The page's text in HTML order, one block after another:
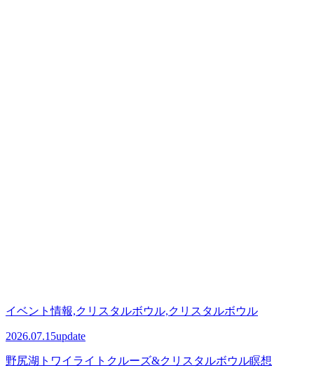
イベント情報,クリスタルボウル,クリスタルボウル
2026.07.15update
野尻湖トワイライトクルーズ&クリスタルボウル瞑想